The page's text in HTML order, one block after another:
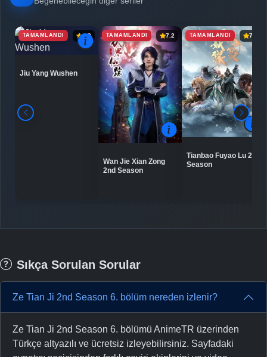
TAMAMLANDI 6.9
Jiu Yang Wushen
TAMAMLANDI 7.2
Wan Jie Xian Zong
2nd Season
TAMAMLANDI 7.8
Tianbao Fuyao Lu 2nd
Season
Sıkça Sorulan Sorular
Ze Tian Ji 2nd Season 6. bölüm nereden izlenir?
Ze Tian Ji 2nd Season 6. bölümü AnimeTR üzerinden
Türkçe altyazılı ve ücretsiz izleyebilirsiniz. Sayfadaki